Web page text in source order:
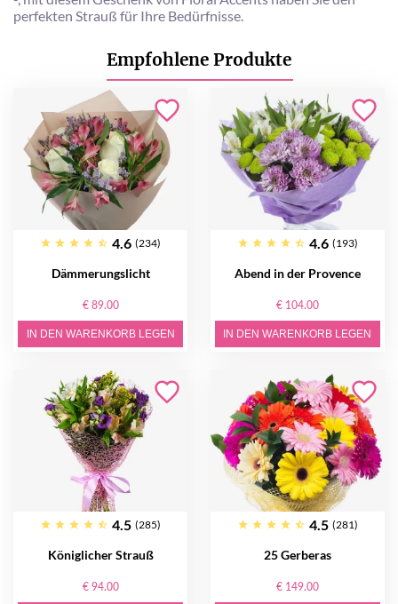
perfekten Strauß für Ihre Bedürfnisse.
Empfohlene Produkte
4.6 (234)
Dämmerungslicht
€ 89.00
IN DEN WARENKORB LEGEN
4.6 (193)
Abend in der Provence
€ 104.00
IN DEN WARENKORB LEGEN
4.5 (285)
Königlicher Strauß
€ 94.00
4.5 (281)
25 Gerberas
€ 149.00